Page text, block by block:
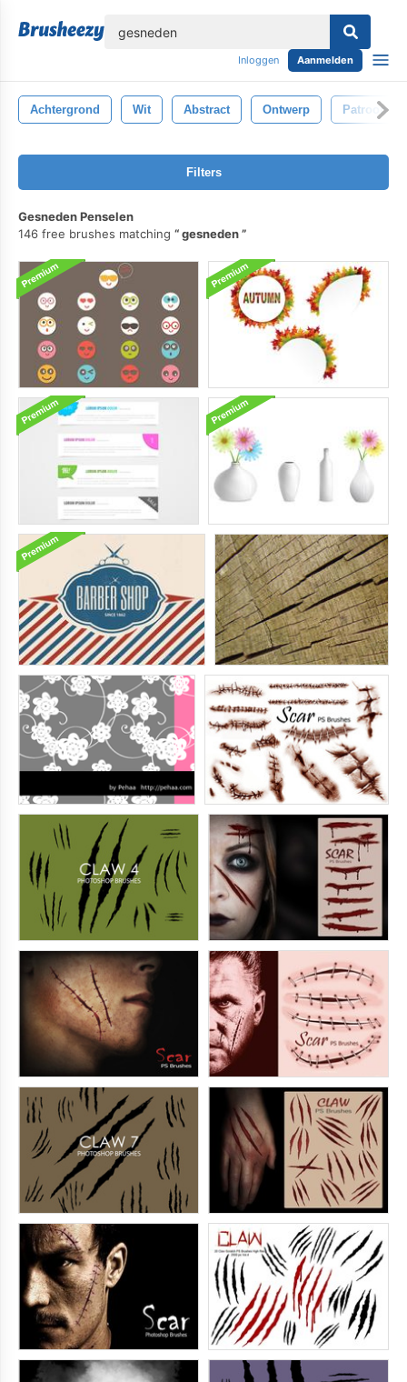
Inloggen Aanmelden
Achtergrond Wit Abstract Ontwerp Patroon
Filters
Gesneden Penselen
146 free brushes matching
gesneden